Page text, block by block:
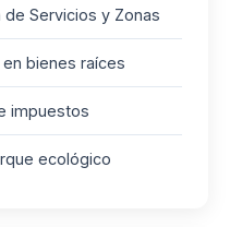
de Servicios y Zonas
bienes raíces
impuestos
ecológico